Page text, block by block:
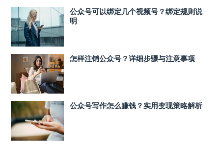
公众号可以绑定几个视频号？绑定规则说
明
怎样注销公众号？详细步骤与注意事项
公众号写作怎么赚钱？实用变现策略解析